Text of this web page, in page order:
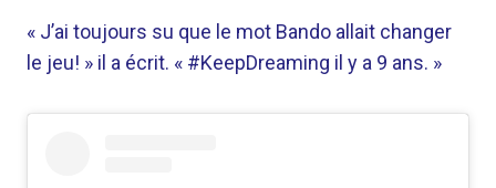
« J’ai toujours su que le mot Bando allait changer
le jeu! » il a écrit. « #KeepDreaming il y a 9 ans. »